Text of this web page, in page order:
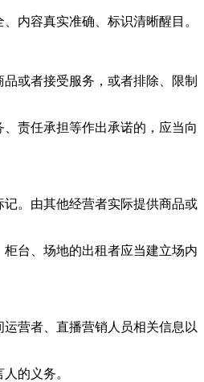
内容真实准确、标识清晰醒目。
或者接受服务，或者排除、限制
责任承担等作出承诺的，应当向
。由其他经营者实际提供商品或
台、场地的出租者应当建立场内
营者、直播营销人员相关信息以
的义务。